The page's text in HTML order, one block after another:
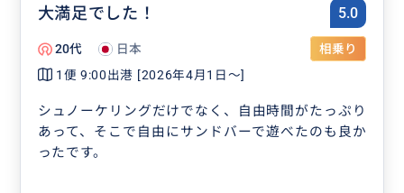
大満足でした！ 5.0
20代 日本
相乗り
1便 9:00出港 [2026年4月1日〜]
シュノーケリングだけでなく、自由時間がたっぷり
あって、そこで自由にサンドバーで遊べたのも良か
ったです。